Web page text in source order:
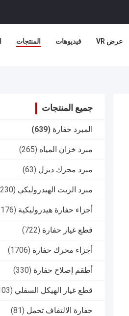
المنتجات فيديوهات عرض VR
جميع المنتجات
المبرد حفارة (639)
مبرد خزان المياه (265)
مبرد محرك ديزل (63)
مبرد الزيت الهيدروليكي (230)
أجزاء حفارة هيدروليكية (2176)
قطع غيار حفارة (722)
أجزاء محرك حفارة (1706)
أطقم إصلاح حفارة (330)
قطع غيار الهيكل السفلي (103)
حفارة الالتفاف تحمل (81)